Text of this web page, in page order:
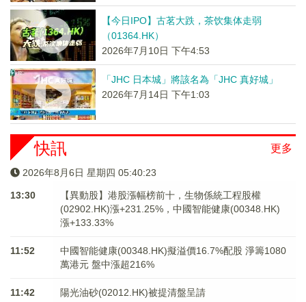
【今日IPO】古茗大跌，茶饮集体走弱
（01364.HK）
2026年7月10日 下午4:53
「JHC 日本城」將該名為「JHC 真好城」
2026年7月14日 下午1:03
更多
快訊
2026年8月6日 星期四 05:40:24
13:30
【異動股】港股漲幅榜前十，生物係統工程股權
(02902.HK)漲+231.25%，中國智能健康(00348.HK)
漲+133.33%
11:52
中國智能健康(00348.HK)擬溢價16.7%配股 淨籌1080
萬港元 ​​​​​​​盤中漲超216%
11:42 陽光油砂(02012.HK)被提清盤呈請